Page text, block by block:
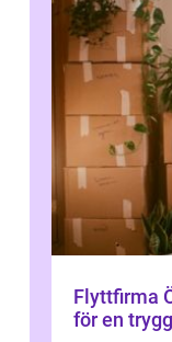
Flyttfirma Örebro så
för en